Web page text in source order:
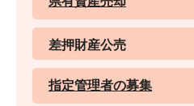
差押財産公売
指定管理者の募集